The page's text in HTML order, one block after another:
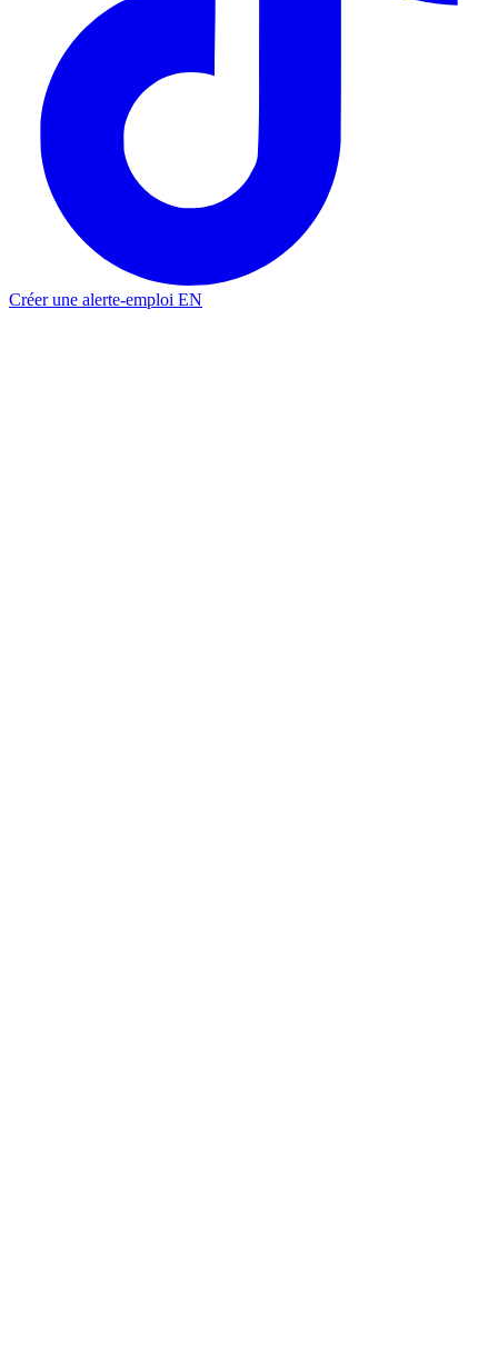
Créer une alerte-emploi EN